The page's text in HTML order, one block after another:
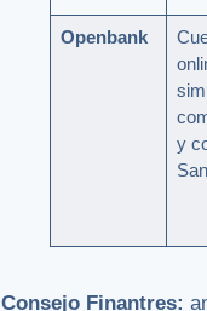
Openbank
y
Consejo Finantres: